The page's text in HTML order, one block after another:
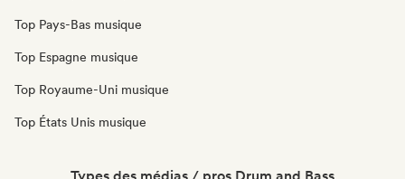
Top Pays-Bas musique
Top Espagne musique
Top Royaume-Uni musique
Top États Unis musique